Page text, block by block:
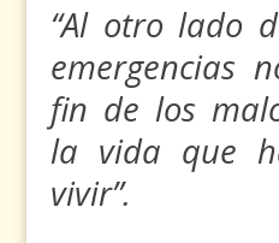
“Al otro lado
emergencias
fin de los
la vida que
vivir”.